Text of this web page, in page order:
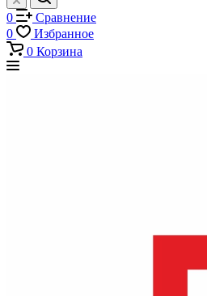
0
Сравнение
0
Избранное
0 Корзина